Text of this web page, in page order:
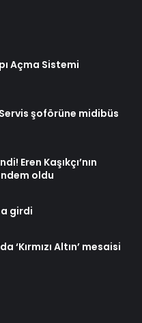
Açma Sistemi
şoförüne midibüs
Eren Kaşıkçı’nın
oldu
girdi
‘Kırmızı Altın’ mesaisi